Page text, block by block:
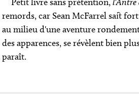
remords, car Sean McFarrel sait
au milieu d'une aventure
des apparences, se révèlent bien
paraît.